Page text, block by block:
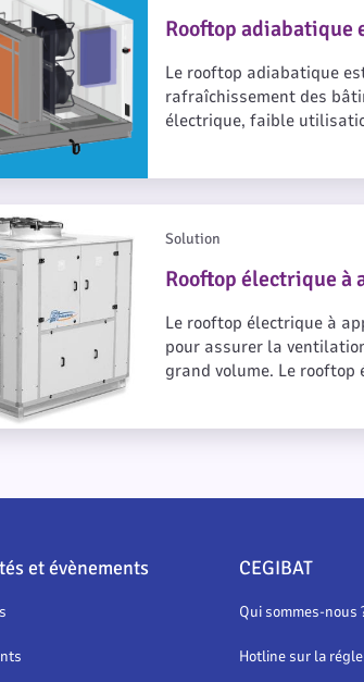
Rooftop adiabatique
Le rooftop adiabatique
rafraîchissement des
électrique, faible
Rooftop électrique à
Solution
Le rooftop électrique à
pour assurer la
grand volume. Le
gaz en tertiaire
et évènements CEGIBAT
Qui sommes-nous
Hotline sur la